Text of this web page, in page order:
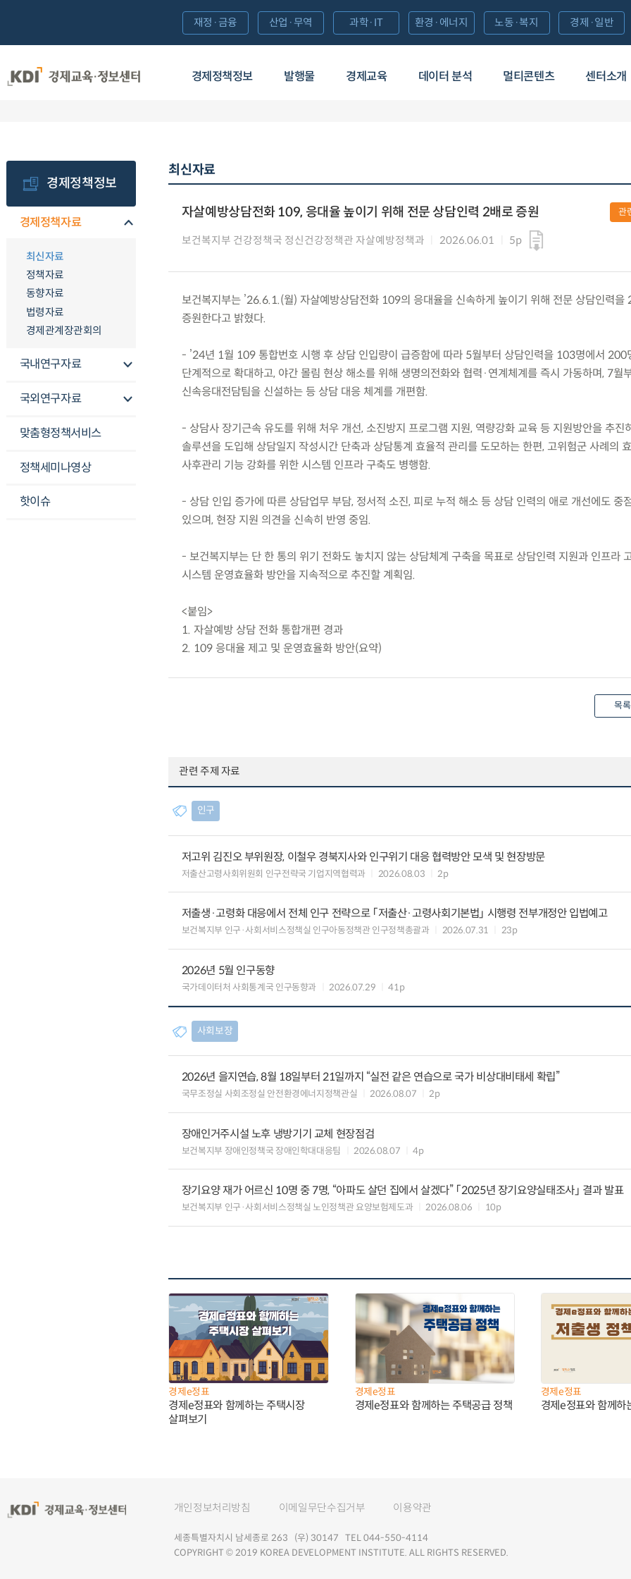
경제정책정보 발행물 경제교육 데이터 분석 멀티콘텐츠 센터소개
재정·금융 산업·무역 과학·IT 환경·에너지 노동·복지 경제·일반
경제정책정보
경제정책자료
최신자료
정책자료
동향자료
법령자료
경제관계장관회의
국내연구자료
국외연구자료
맞춤형정책서비스
정책세미나영상
핫이슈
최신자료
자살예방상담전화 109, 응대율 높이기 위해 전문 상담인력 2배로 증원
보건복지부 건강정책국 정신건강정책관 자살예방정책과 2026.06.01 5p
관
보건복지부는 ’26.6.1.(월) 자살예방상담전화 109의 응대율을 신속하게 높이기 위해 전문 상담인력을
증원한다고 밝혔다.
- ’24년 1월 109 통합번호 시행 후 상담 인입량이 급증함에 따라 5월부터 상담인력을 103명에서 200
단계적으로 확대하고, 야간 몰림 현상 해소를 위해 생명의전화와 협력·연계체계를 즉시 가동하며, 7월
신속응대전담팀을 신설하는 등 상담 대응 체계를 개편함.
- 상담사 장기근속 유도를 위해 처우 개선, 소진방지 프로그램 지원, 역량강화 교육 등 지원방안을 추진
솔루션을 도입해 상담일지 작성시간 단축과 상담통계 효율적 관리를 도모하는 한편, 고위험군 사례의
사후관리 기능 강화를 위한 시스템 인프라 구축도 병행함.
- 상담 인입 증가에 따른 상담업무 부담, 정서적 소진, 피로 누적 해소 등 상담 인력의 애로 개선에도 중
있으며, 현장 지원 의견을 신속히 반영 중임.
- 보건복지부는 단 한 통의 위기 전화도 놓치지 않는 상담체계 구축을 목표로 상담인력 지원과 인프라
시스템 운영효율화 방안을 지속적으로 추진할 계획임.
<붙임>
1. 자살예방 상담 전화 통합개편 경과
2. 109 응대율 제고 및 운영효율화 방안(요약)
목
관련 주제 자료
인구
저고위 김진오 부위원장, 이철우 경북지사와 인구위기 대응 협력방안 모색 및 현장방문
저출산고령사회위원회 인구전략국 기업지역협력과 2026.08.03 2p
저출생·고령화 대응에서 전체 인구 전략으로 「저출산·고령사회기본법」 시행령 전부개정안 입법예고
보건복지부 인구·사회서비스정책실 인구아동정책관 인구정책총괄과 2026.07.31 23p
2026년 5월 인구동향
국가데이터처 사회통계국 인구동향과 2026.07.29 41p
사회보장
2026년 을지연습, 8월 18일부터 21일까지 “실전 같은 연습으로 국가 비상대비태세 확립”
국무조정실 사회조정실 안전환경에너지정책관실 2026.08.07 2p
장애인거주시설 노후 냉방기기 교체 현장점검
보건복지부 장애인정책국 장애인학대대응팀 2026.08.07 4p
장기요양 재가 어르신 10명 중 7명, “아파도 살던 집에서 살겠다” 「2025년 장기요양실태조사」 결과 발표
보건복지부 인구·사회서비스정책실 노인정책관 요양보험제도과 2026.08.06 10p
경제e정표
경제e정표와 함께하는 주택시장
살펴보기
경제e정표
경제e정표와 함께하는 주택공급 정책
경제e정표
경제e정표와 함께하
개인정보처리방침 이메일무단수집거부 이용약관
세종특별자치시 남세종로 263 (우) 30147 TEL 044-550-4114
COPYRIGHT © 2019 KOREA DEVELOPMENT INSTITUTE. ALL RIGHTS RESERVED.